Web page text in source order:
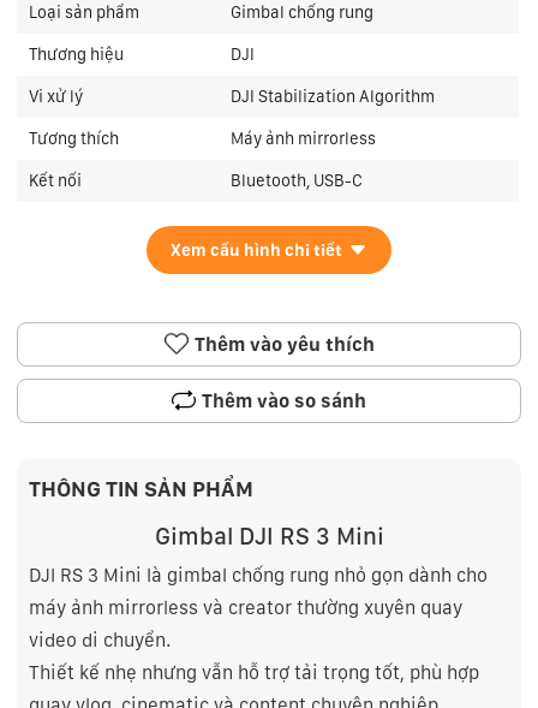
Loại sản phẩm Gimbal chống rung
Thương hiệu DJI
Vi xử lý DJI Stabilization Algorithm
Tương thích Máy ảnh mirrorless
Kết nối Bluetooth, USB-C
Xem cấu hình chi tiết
Thêm vào yêu thích
Thêm vào so sánh
THÔNG TIN SẢN PHẨM
Gimbal DJI RS 3 Mini
DJI RS 3 Mini là gimbal chống rung nhỏ gọn dành cho
máy ảnh mirrorless và creator thường xuyên quay
video di chuyển.
Thiết kế nhẹ nhưng vẫn hỗ trợ tải trọng tốt, phù hợp